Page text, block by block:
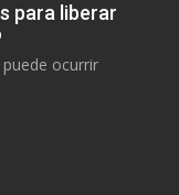
para liberar
ocurrir